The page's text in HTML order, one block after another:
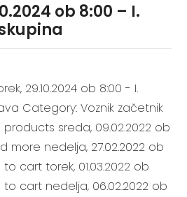
ob 8:00 – I.
29.10.2024 ob 8:00 - I.
Category: Voznik začetnik
sreda, 09.02.2022 ob
more nedelja, 27.02.2022 ob
cart torek, 01.03.2022 ob
to cart nedelja, 06.02.2022 ob